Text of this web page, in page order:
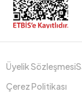
Üyelik Sözleşmesi
Çerez Politikası